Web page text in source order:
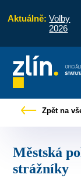
Aktuálně: Volby
2026
vyřídit
Zpět na
Městská policie bude přijímat nové
strážníky